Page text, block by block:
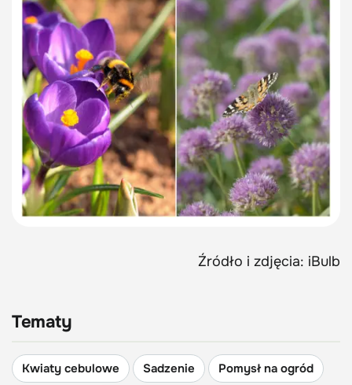
Źródło i zdjęcia: iBulb
Tematy
Kwiaty cebulowe Sadzenie
Pomysł na ogród